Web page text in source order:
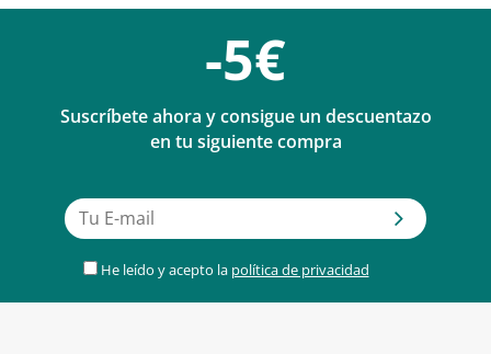
-5€
Suscríbete ahora y consigue un descuentazo
en tu siguiente compra
He leído y acepto la política de privacidad